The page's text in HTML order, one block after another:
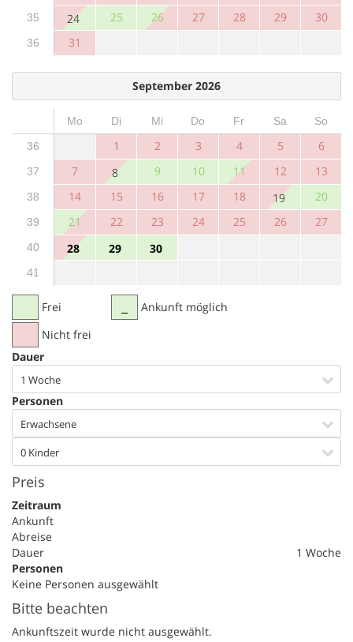
35 24 25 26 27 28 29 30
36 31
September 2026
Mo Di Mi Do Fr Sa
So
36
1 2 3 4 5 6
37 7 8 9 10 11 12 13
38 14 15 16 17 18 19 20
39 21 22 23 24 25 26 27
40 28 29 30
41
Frei
Nicht frei
Ankunft möglich
Dauer
1 Woche
Personen
Erwachsene
0 Kinder
Preis
Zeitraum
Ankunft
Abreise
Dauer
1 Woche
Personen
Keine Personen ausgewählt
Bitte beachten
Ankunftszeit wurde nicht ausgewählt.